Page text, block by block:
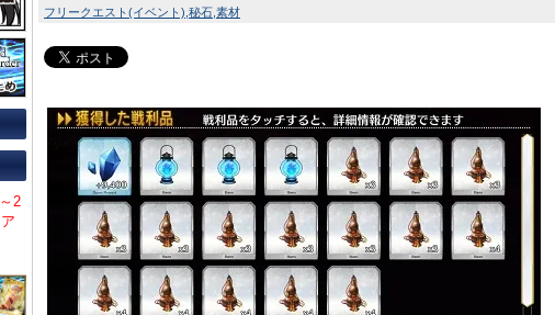
2
フリークエスト(イベント) 秘石 素材